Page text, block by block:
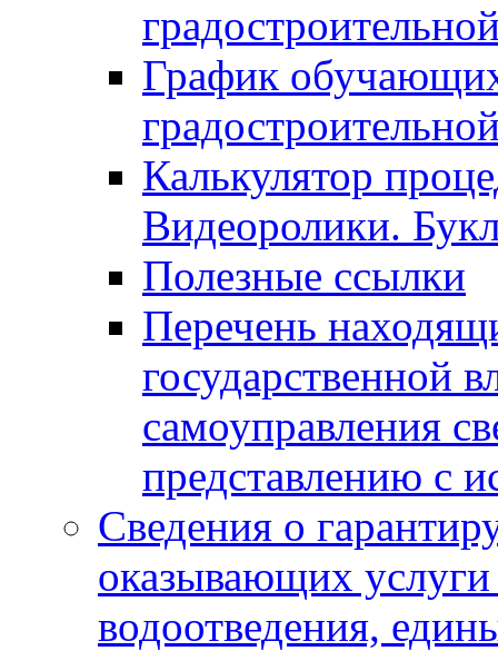
График
Калькулятор
Видеоролики.
Полезные ссылки
Перечень
государственной
самоуправления
представлению с
Сведения о
оказывающих
водоотведения,